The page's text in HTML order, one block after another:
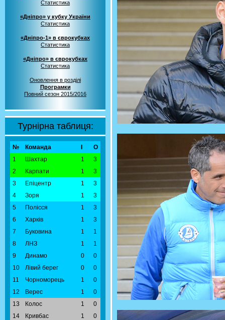
Статистика
«Дніпро» у кубку України
Статистика
«Дніпро-1» в єврокубках
Статистика
«Дніпро» в єврокубках
Статистика
Оновлення в розділі
Програмки
Повний сезон 2015/2016
Турнірна таблиця:
№ Команда
О
1
Шахтар 1
3
2
Карпати 1
3
3
Епіцентр 1
3
4
Зоря 1
3
5
Полісся 1
3
6
Харків 1
3
7
Буковина 1
1
8
ЛНЗ 1
1
9
Динамо 0
0
10
Лівий берег 0
0
11
Чорноморець 1
0
12
Верес 1
0
13
Колос 1
0
14
Кривбас 1
0